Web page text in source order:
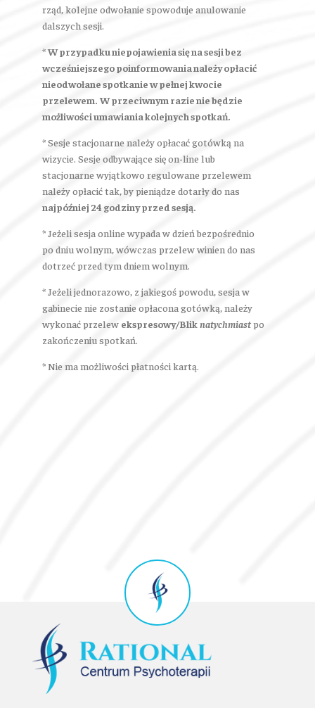
rząd, kolejne odwołanie spowoduje anulowanie
dalszych sesji.
*W przypadku niepojawienia się na sesji bez
wcześniejszego poinformowania należy opłacić
nieodwołane spotkanie w pełnej kwocie
przelewem. W przeciwnym razie nie będzie
możliwości umawiania kolejnych spotkań.
* Sesje stacjonarne należy opłacać gotówką na
wizycie. Sesje odbywające się on-line lub
stacjonarne wyjątkowo regulowane przelewem
należy opłacić tak, by pieniądze dotarły do nas
najpóźniej 24 godziny przed sesją.
* Jeżeli sesja online wypada w dzień bezpośrednio
po dniu wolnym, wówczas przelew winien do nas
dotrzeć przed tym dniem wolnym.
* Jeżeli jednorazowo, z jakiegoś powodu, sesja w
gabinecie nie zostanie opłacona gotówką, należy
wykonać przelew ekspresowy/Bliknatychmiastpo
zakończeniu spotkań.
* Nie ma możliwości płatności kartą.